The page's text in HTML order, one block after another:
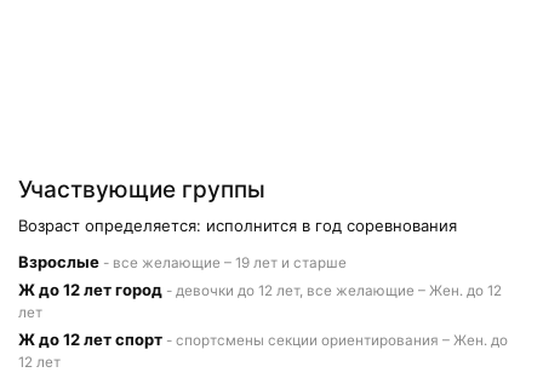
Участвующие группы
Возраст определяется: исполнится в год соревнования
Взрослые - все желающие – 19 лет и старше
Ж до 12 лет город - девочки до 12 лет, все желающие – Жен. до 12
лет
Ж до 12 лет спорт - спортсмены секции ориентирования – Жен. до
12 лет